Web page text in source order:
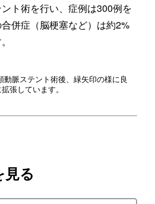
ト術を行い、症例は300例を
併症（脳梗塞など）は約2%
動脈ステント術後、緑矢印の様に良
張しています。
見る